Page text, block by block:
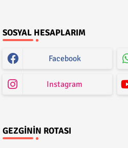
SOSYAL HESAPLARIM
Facebook
Instagram
GEZGININ ROTASI